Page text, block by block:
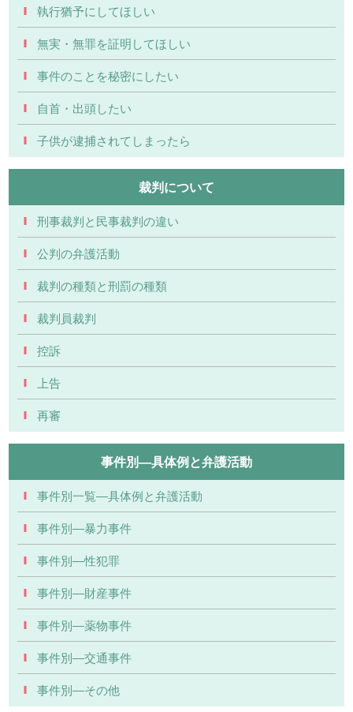
執行猶予にしてほしい
無実・無罪を証明してほしい
事件のことを秘密にしたい
自首・出頭したい
子供が逮捕されてしまったら
裁判について
刑事裁判と民事裁判の違い
公判の弁護活動
裁判の種類と刑罰の種類
裁判員裁判
控訴
上告
再審
事件別―具体例と弁護活動
事件別一覧―具体例と弁護活動
事件別―暴力事件
事件別―性犯罪
事件別―財産事件
事件別―薬物事件
事件別―交通事件
事件別―その他